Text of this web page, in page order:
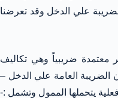
23 من قانون الضريبة علي الدخل وقد تعرضنا
معتمدة ضريبياً وهي تكاليف
العامة علي الدخل –